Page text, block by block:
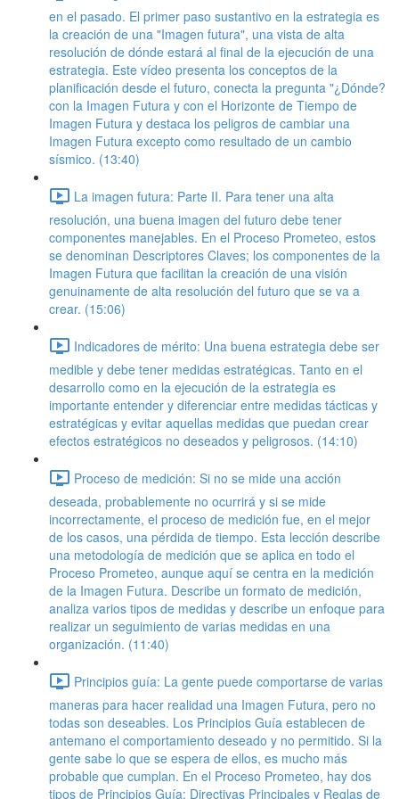
en el pasado. El primer paso sustantivo en la estrategia es
la creación de una "Imagen futura", una vista de alta
resolución de dónde estará al final de la ejecución de una
estrategia. Este vídeo presenta los conceptos de la
planificación desde el futuro, conecta la pregunta "¿Dónde?
con la Imagen Futura y con el Horizonte de Tiempo de
Imagen Futura y destaca los peligros de cambiar una
Imagen Futura excepto como resultado de un cambio
sísmico. (13:40)
La imagen futura: Parte II. Para tener una alta
resolución, una buena imagen del futuro debe tener
componentes manejables. En el Proceso Prometeo, estos
se denominan Descriptores Claves; los componentes de la
Imagen Futura que facilitan la creación de una visión
genuinamente de alta resolución del futuro que se va a
crear. (15:06)
Indicadores de mérito: Una buena estrategia debe ser
medible y debe tener medidas estratégicas. Tanto en el
desarrollo como en la ejecución de la estrategia es
importante entender y diferenciar entre medidas tácticas y
estratégicas y evitar aquellas medidas que puedan crear
efectos estratégicos no deseados y peligrosos. (14:10)
Proceso de medición: Si no se mide una acción
deseada, probablemente no ocurrirá y si se mide
incorrectamente, el proceso de medición fue, en el mejor
de los casos, una pérdida de tiempo. Esta lección describe
una metodología de medición que se aplica en todo el
Proceso Prometeo, aunque aquí se centra en la medición
de la Imagen Futura. Describe un formato de medición,
analiza varios tipos de medidas y describe un enfoque para
realizar un seguimiento de varias medidas en una
organización. (11:40)
Principios guía: La gente puede comportarse de varias
maneras para hacer realidad una Imagen Futura, pero no
todas son deseables. Los Principios Guía establecen de
antemano el comportamiento deseado y no permitido. Si la
gente sabe lo que se espera de ellos, es mucho más
probable que cumplan. En el Proceso Prometeo, hay dos
tipos de Principios Guía: Directivas Principales y Reglas de